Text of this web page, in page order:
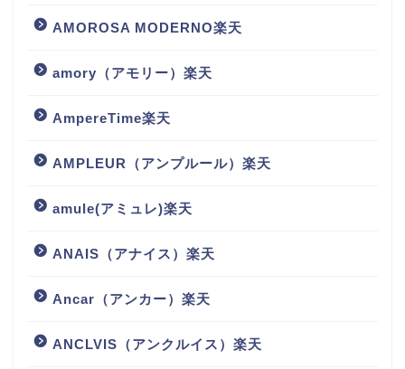
AMOROSA MODERNO楽天
amory（アモリー）楽天
AmpereTime楽天
AMPLEUR（アンプルール）楽天
amule(アミュレ)楽天
ANAIS（アナイス）楽天
Ancar（アンカー）楽天
ANCLVIS（アンクルイス）楽天